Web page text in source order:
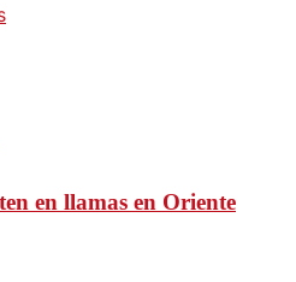
en llamas en Oriente